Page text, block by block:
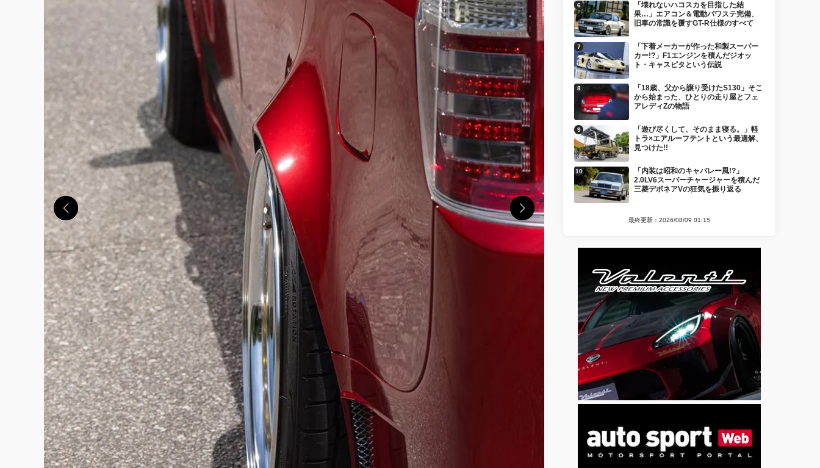
「壊れないハコスカを目指した結
果…」エアコン＆電動パワステ完備、
旧車の常識を覆すGT-R仕様のすべて
「下着メーカーが作った和製スーパー
カー!?」F1エンジンを積んだジオッ
ト・キャスピタという伝説
「18歳、父から譲り受けたS130」そこ
から始まった、ひとりの走り屋とフェ
アレディZの物語
「遊び尽くして、そのまま寝る。」軽
トラ×エアルーフテントという最適解、
見つけた!!
「内装は昭和のキャバレー風!?」
2.0LV6スーパーチャージャーを積んだ
三菱デボネアVの狂気を振り返る
最終更新：2026/08/09 01:15